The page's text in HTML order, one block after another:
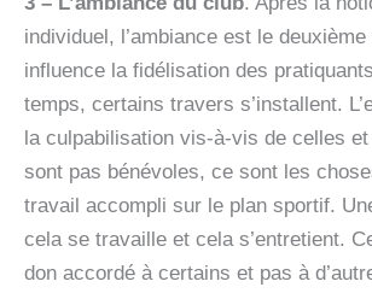
individuel, l’ambiance est le
influence la fidélisation des
temps, certains travers s’installent.
la culpabilisation vis-à-vis de celles
sont pas bénévoles, ce sont les
travail accompli sur le plan sportif.
cela se travaille et cela s’entretient.
don accordé à certains et pas à